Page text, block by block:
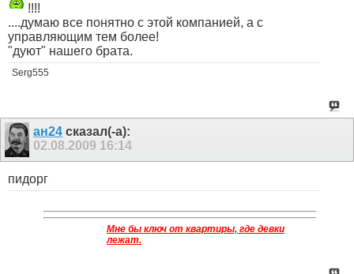
!!!!
....думаю все понятно с этой компанией, а с
управляющим тем более!
"дуют" нашего брата.
Serg555
ан24 сказал(-а):
02.08.2009 16:14
пидорг
Мне бы ключ от квартиры, где девки
лежат.